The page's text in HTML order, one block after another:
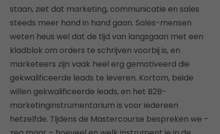
staan, ziet dat marketing, communicatie en sales
steeds meer hand in hand gaan. Sales-mensen
weten heus wel dat de tijd van langsgaan met een
kladblok om orders te schrijven voorbij is, en
marketeers zijn vaak heel erg gemotiveerd die
gekwalificeerde leads te leveren. Kortom, beide
willen gekwalificeerde leads, en het B2B-
marketinginstrumentarium is voor iedereen
hetzelfde. Tijdens de Mastercourse bespreken we –